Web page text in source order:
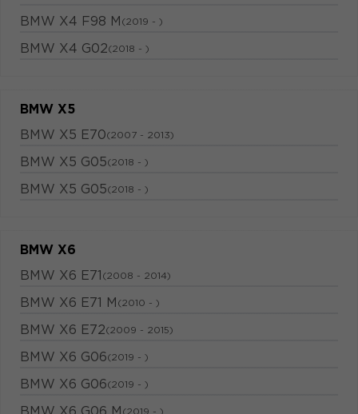
BMW X4 F98 M (2019 - )
BMW X4 G02(2018 - )
BMW X5
BMW X5 E70(2007 - 2013)
BMW X5 G05(2018 - )
BMW X5 G05(2018 - )
BMW X6
BMW X6 E71 (2008 - 2014)
BMW X6 E71 M (2010 - )
BMW X6 E72(2009 - 2015)
BMW X6 G06(2019 - )
BMW X6 G06(2019 - )
(2019 - )